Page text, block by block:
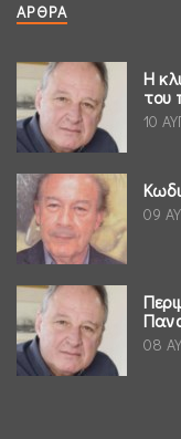
ΆΡΘΡΑ
Η
του
10
09
08